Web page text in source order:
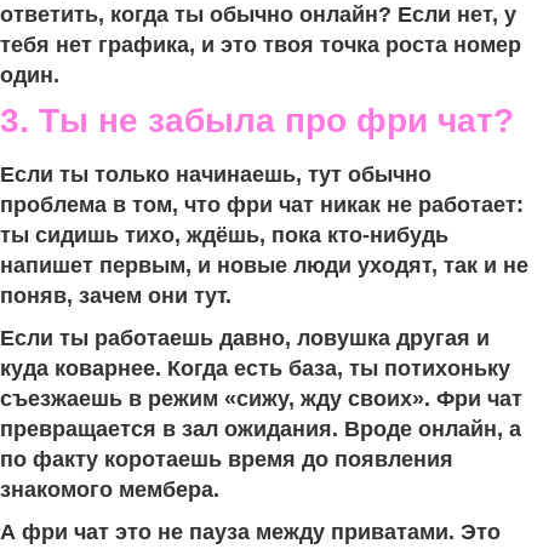
ответить, когда ты обычно онлайн? Если нет, у
тебя нет графика, и это твоя точка роста номер
один.
3. Ты не забыла про фри чат?
Если ты только начинаешь, тут обычно
проблема в том, что фри чат никак не работает:
ты сидишь тихо, ждёшь, пока кто-нибудь
напишет первым, и новые люди уходят, так и не
поняв, зачем они тут.
Если ты работаешь давно, ловушка другая и
куда коварнее. Когда есть база, ты потихоньку
съезжаешь в режим «сижу, жду своих». Фри чат
превращается в зал ожидания. Вроде онлайн, а
по факту коротаешь время до появления
знакомого мембера.
А фри чат это не пауза между приватами. Это